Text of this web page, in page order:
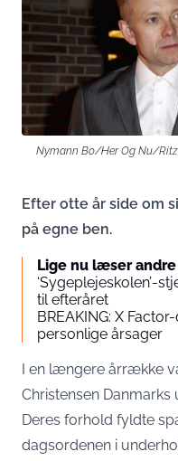
Nymann Bo/Her Og Nu/
Efter otte år side om
på egne ben.
Lige nu læser andre
‘Sygeplejeskolen’-
til efteråret
BREAKING: X
personlige årsager
I en længere årrække
Christensen Danmarks
Deres forhold fyldte
dagsordenen i